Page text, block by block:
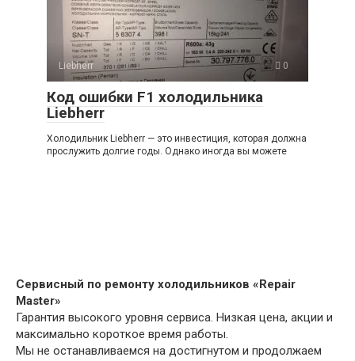
Liebherr 0
Код ошибки F1 холодильника
Liebherr
Холодильник Liebherr — это инвестиция, которая должна
прослужить долгие годы. Однако иногда вы можете
Сервисный по ремонту холодильников «Repair
Master»
Гарантия высокого уровня сервиса. Низкая цена, акции и
максимально короткое время работы.
Мы не останавливаемся на достигнутом и продолжаем